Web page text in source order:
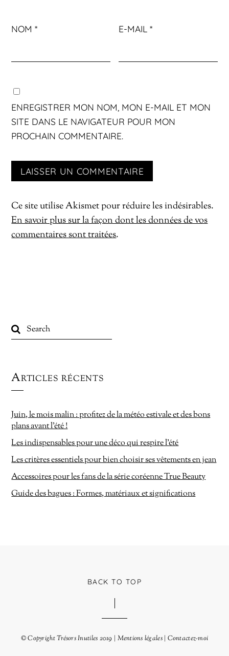
NOM* E-MAIL*
ENREGISTRER MON NOM, MON E-MAIL ET MON
SITE DANS LE NAVIGATEUR POUR MON
PROCHAIN COMMENTAIRE.
Ce site utilise Akismet pour réduire les indésirables.
En savoir plus sur la façon dont les données de vos
commentaires sont traitées.
Articles récents
Juin, le mois malin : profitez de la météo estivale et des bons
plans avant l’été !
Les indispensables pour une déco qui respire l’été
Les critères essentiels pour bien choisir ses vêtements en jean
Accessoires pour les fans de la série coréenne True Beauty
Guide des bagues : Formes, matériaux et significations
BACK TO TOP
© CopyrightTrésors Inutiles 2019 | Mentions légales| Contactez-moi